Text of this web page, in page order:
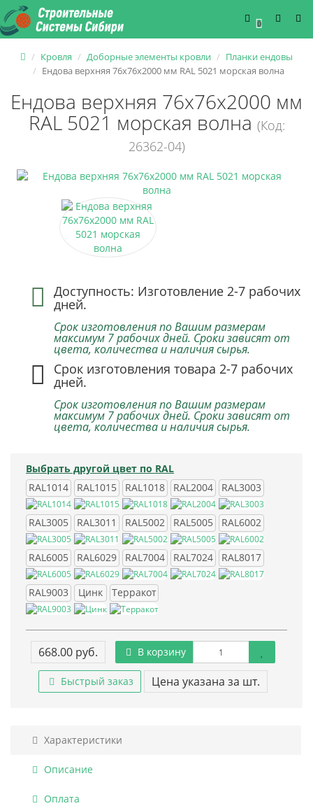
0
Кровля Доборные элементы кровли
Планки ендовы
Ендова верхняя 76х76х2000 мм RAL 5021 морская волна
Ендова верхняя 76х76х2000 мм
RAL 5021 морская волна (Код:
26362-04)
Доступность: Изготовление 2-7 рабочих
дней.
Срок изготовления по Вашим размерам
максимум 7 рабочих дней. Сроки зависят от
цвета, количества и наличия сырья.
Срок изготовления товара 2-7 рабочих
дней.
Срок изготовления по Вашим размерам
максимум 7 рабочих дней. Сроки зависят от
цвета, количества и наличия сырья.
Выбрать другой цвет по RAL
RAL1014
RAL1015 RAL1018 RAL2004 RAL3003
RAL3005 RAL3011 RAL5002 RAL5005 RAL6002
RAL6005 RAL6029 RAL7004 RAL7024 RAL8017
RAL9003 Цинк Терракот
668.00 руб. В корзину
Быстрый заказ Цена указана за шт.
Характеристики
Описание
Оплата